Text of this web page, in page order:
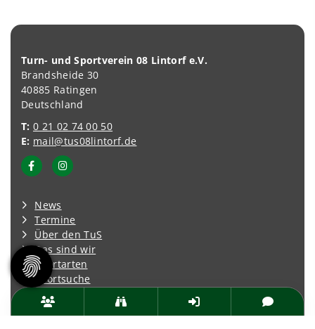
Turn- und Sportverein 08 Lintorf e.V.
Brandsheide 30
40885 Ratingen
Deutschland
T: 0 21 02 74 00 50
E: mail@tus08lintorf.de
News
Termine
Über den TuS
Das sind wir
Sportarten
Sportsuche
TuSfit